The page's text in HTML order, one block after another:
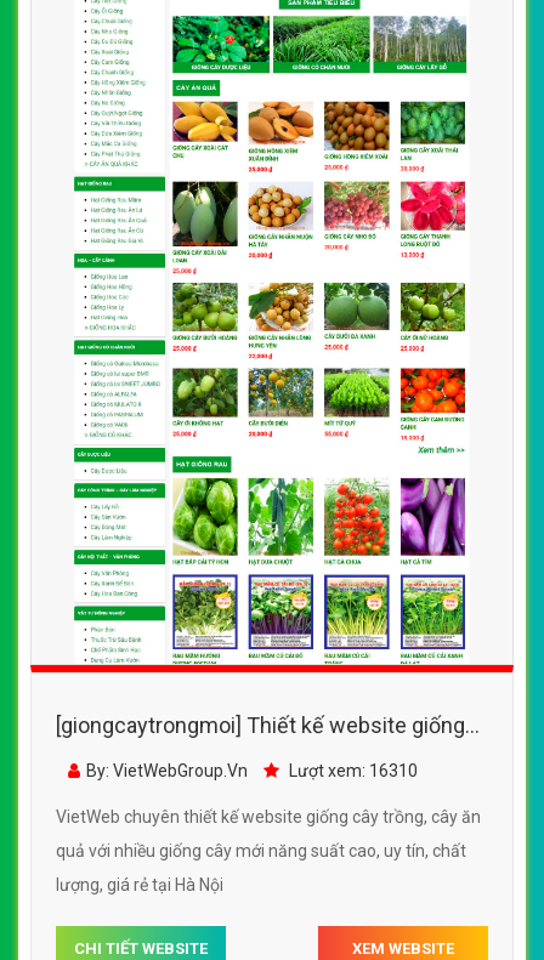
[giongcaytrongmoi] Thiết kế website giống
cây trồng, cây ăn quả với nhiều giống cây mới
By: VietWebGroup.Vn Lượt xem: 16310
VietWeb chuyên thiết kế website giống cây trồng, cây ăn
quả với nhiều giống cây mới năng suất cao, uy tín, chất
lượng, giá rẻ tại Hà Nội
CHI TIẾT WEBSITE XEM WEBSITE